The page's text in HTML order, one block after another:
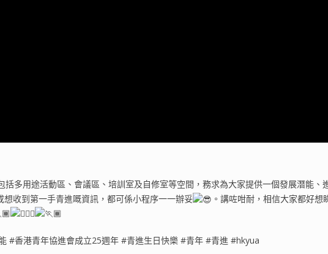
括多用途活動區、會議區、培訓室及自修室等空間，務求為大家提供一個發展潛能、
想收到第一手青進嘅資訊，都可係小程序一一辦妥 。講咗咁耐，相信大家都好想
#香港青年協進會成立25週年 #青進生日快樂 #青年 #青進 #hkyua